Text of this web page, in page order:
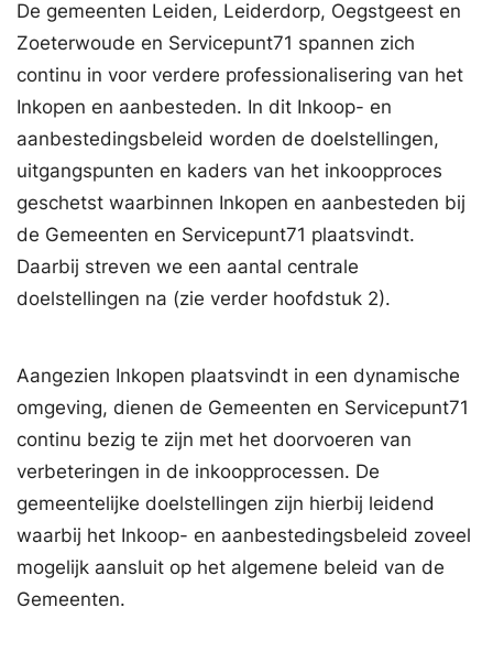
De gemeenten Leiden, Leiderdorp, Oegstgeest en
Zoeterwoude en Servicepunt71 spannen zich
continu in voor verdere professionalisering van het
Inkopen en aanbesteden. In dit Inkoop- en
aanbestedingsbeleid worden de doelstellingen,
uitgangspunten en kaders van het inkoopproces
geschetst waarbinnen Inkopen en aanbesteden bij
de Gemeenten en Servicepunt71 plaatsvindt.
Daarbij streven we een aantal centrale
doelstellingen na (zie verder hoofdstuk 2).
Aangezien Inkopen plaatsvindt in een dynamische
omgeving, dienen de Gemeenten en Servicepunt71
continu bezig te zijn met het doorvoeren van
verbeteringen in de inkoopprocessen. De
gemeentelijke doelstellingen zijn hierbij leidend
waarbij het Inkoop- en aanbestedingsbeleid zoveel
mogelijk aansluit op het algemene beleid van de
Gemeenten.